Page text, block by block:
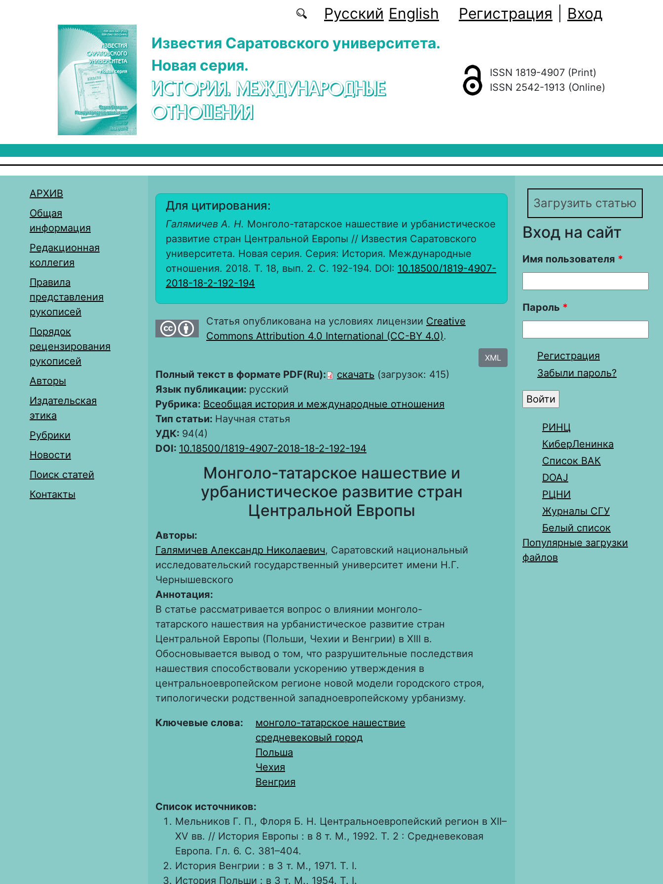
Русский English Регистрация
Вход
Известия Саратовского университета.
Новая серия.
ИСТОРИЯ. МЕЖДУНАРОДНЫЕ
ОТНОШЕНИЯ
ISSN 1819-4907 (Print)
ISSN 2542-1913 (Online)
АРХИВ
Общая
информация
Редакционная
коллегия
Правила
представления
рукописей
Порядок
рецензирования
рукописей
Авторы
Издательская
этика
Рубрики
Новости
Поиск статей
Контакты
Для цитирования:
Галямичев А. Н. Монголо-татарское нашествие и урбанистическое
развитие стран Центральной Европы // Известия Саратовского
университета. Новая серия. Серия: История. Международные
отношения. 2018. Т. 18, вып. 2. С. 192-194. DOI: 10.18500/1819-4907-
2018-18-2-192-194
Статья опубликована на условиях лицензии Creative
Commons Attribution 4.0 International (CC-BY 4.0).
XML
Полный текст в формате PDF(Ru): скачать (загрузок: 415)
Язык публикации: русский
Рубрика: Всеобщая история и международные отношения
Тип статьи: Научная статья
УДК: 94(4)
DOI: 10.18500/1819-4907-2018-18-2-192-194
Монголо-татарское нашествие и
урбанистическое развитие стран
Центральной Европы
Авторы:
Галямичев Александр Николаевич, Саратовский национальный
исследовательский государственный университет имени Н.Г.
Чернышевского
Аннотация:
В статье рассматривается вопрос о влиянии монголо-
татарского нашествия на урбанистическое развитие стран
Центральной Европы (Польши, Чехии и Венгрии) в XIII в.
Обосновывается вывод о том, что разрушительные последствия
нашествия способствовали ускорению утверждения в
центральноевропейском регионе новой модели городского строя,
типологически родственной западноевропейскому урбанизму.
Ключевые слова:
монголо-татарское нашествие
средневековый город
Польша
Чехия
Венгрия
Список источников:
Мельников Г. П., Флоря Б. Н. Центральноевропейский регион в XII–
XV вв. // История Европы : в 8 т. М., 1992. Т. 2 : Средневековая
Европа. Гл. 6. С. 381–404.
История Венгрии : в 3 т. М., 1971. Т. I.
История Польши : в 3 т. М., 1954. Т. I.
Загрузить статью
Вход на сайт
Имя пользователя *
Пароль *
Регистрация
Забыли пароль?
РИНЦ
КиберЛенинка
Список ВАК
DOAJ
РЦНИ
Журналы СГУ
Белый список
Популярные загрузки
файлов